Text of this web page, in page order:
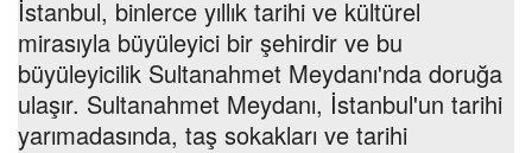
İstanbul, binlerce yıllık tarihi ve kültürel
mirasıyla büyüleyici bir şehirdir ve bu
büyüleyicilik Sultanahmet Meydanı'nda doruğa
ulaşır. Sultanahmet Meydanı, İstanbul'un tarihi
yarımadasında, taş sokakları ve tarihi